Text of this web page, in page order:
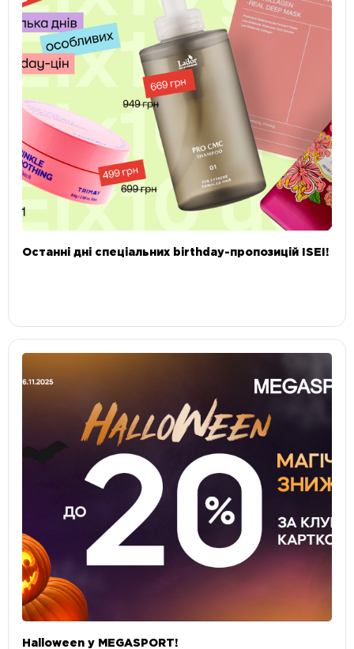
Останні дні спеціальних birthday-пропозицій ISEI!
Halloween у MEGASPORT!